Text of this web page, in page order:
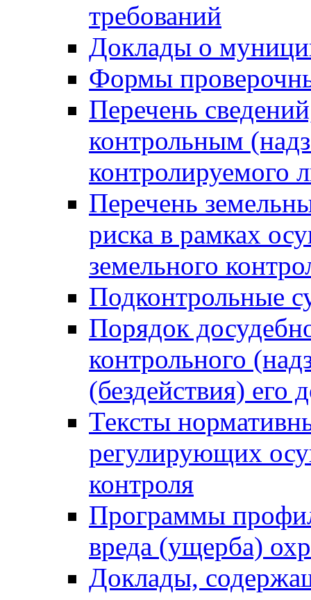
требований
Доклады о
Формы
Перечень
контрольным
контролируемого
Перечень
риска в рамках
земельного
Подконтрольные
Порядок
контрольного
(бездействия)
Тексты
регулирующих
контроля
Программы
вреда (ущерба)
Доклады,